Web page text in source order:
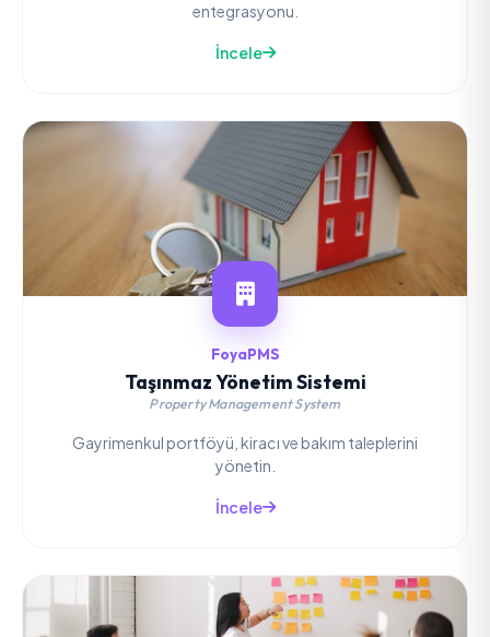
entegrasyonu.
İncele
FoyaPMS
Taşınmaz Yönetim Sistemi
Property Management System
Gayrimenkul portföyü, kiracı ve bakım taleplerini
yönetin.
İncele